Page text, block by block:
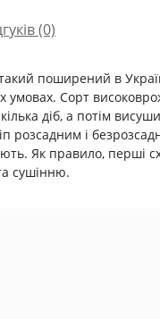
(0)
поширений в
умовах. Сорт
кілька діб, а потім
і
Як правило, перші
сушінню.